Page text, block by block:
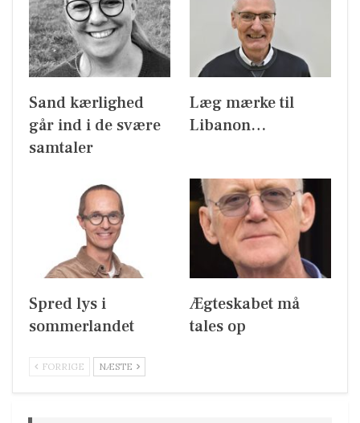
Sand kærlighed
går ind i de svære
samtaler
Læg mærke til
Libanon…
Spred lys i
sommerlandet
Ægteskabet må
tales op
FORRIGE NÆSTE